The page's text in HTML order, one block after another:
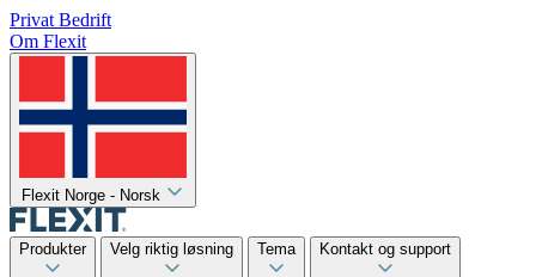
Privat Bedrift
Om Flexit
Flexit Norge - Norsk
Produkter Velg riktig løsning Tema Kontakt og support